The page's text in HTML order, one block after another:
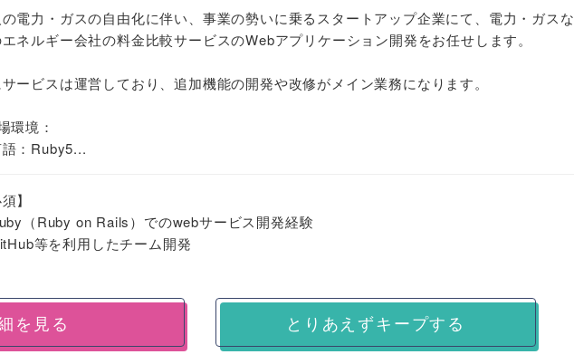
電力・ガスの自由化に伴い、事業の勢いに乗るスタートアップ企業にて、電力・ガスな
ネルギー会社の料金比較サービスのWebアプリケーション開発をお任せします。
ービスは運営しており、追加機能の開発や改修がメイン業務になります。
環境：
語：Ruby5...
】
（Ruby on Rails）でのwebサービス開発経験
等を利用したチーム開発
を見る とりあえずキープする